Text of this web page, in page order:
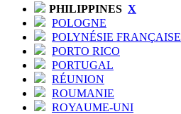
PHILIPPINES X
POLOGNE
POLYNÉSIE FRANÇAISE
PORTO RICO
PORTUGAL
RÉUNION
ROUMANIE
ROYAUME-UNI